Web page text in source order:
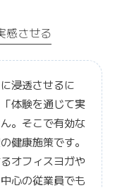
感させる
浸透させるに
体験を通じて実
。そこで有効な
健康施策です。
オフィスヨガや
心の従業員でも